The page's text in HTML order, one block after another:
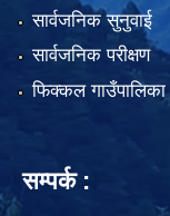
सार्वजनिक सुनुवाई
सार्वजनिक परीक्षण
फिक्कल
सम्पर्क :